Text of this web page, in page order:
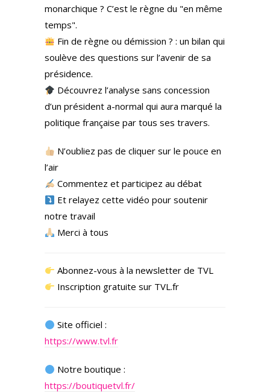
monarchique ? C’est le règne du "en même
temps".
Fin de règne ou démission ? : un bilan qui
soulève des questions sur l’avenir de sa
présidence.
Découvrez l’analyse sans concession
d’un président a-normal qui aura marqué la
politique française par tous ses travers.
N’oubliez pas de cliquer sur le pouce en
l’air
Commentez et participez au débat
Et relayez cette vidéo pour soutenir
notre travail
Merci à tous
Abonnez-vous à la newsletter de TVL
Inscription gratuite sur TVL.fr
Site officiel :
https://www.tvl.fr
Notre boutique :
https://boutiquetvl.fr/